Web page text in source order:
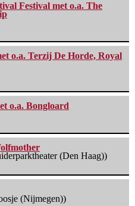
Festival met o.a. The
o.a. Terzij De Horde, Royal
o.a. Bongloard
(Den Haag))
(Nijmegen))